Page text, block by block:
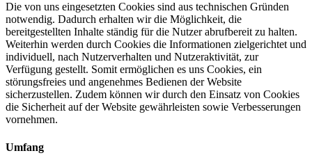
Die von uns eingesetzten Cookies sind aus technischen Gründen
notwendig. Dadurch erhalten wir die Möglichkeit, die
bereitgestellten Inhalte ständig für die Nutzer abrufbereit zu halten.
Weiterhin werden durch Cookies die Informationen zielgerichtet und
individuell, nach Nutzerverhalten und Nutzeraktivität, zur
Verfügung gestellt. Somit ermöglichen es uns Cookies, ein
störungsfreies und angenehmes Bedienen der Website
sicherzustellen. Zudem können wir durch den Einsatz von Cookies
die Sicherheit auf der Website gewährleisten sowie Verbesserungen
vornehmen.
Umfang